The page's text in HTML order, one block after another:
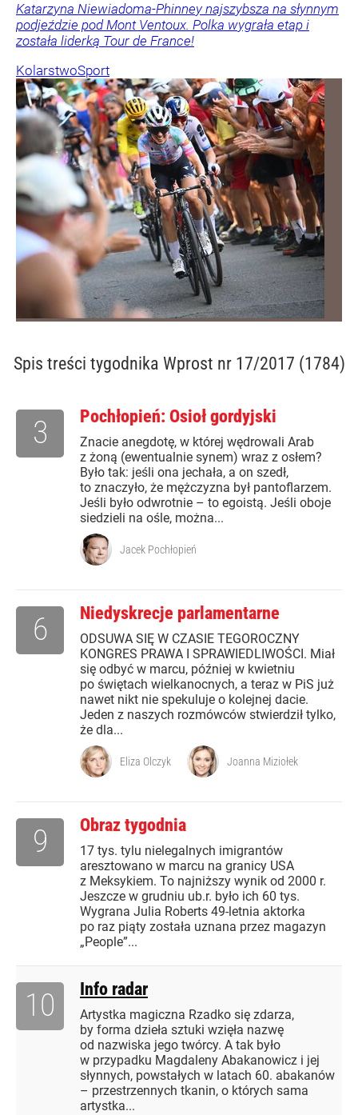
Katarzyna Niewiadoma-Phinney najszybsza na słynnym
podjeździe pod Mont Ventoux. Polka wygrała etap i
została liderką Tour de France!
KolarstwoSport
Spis treści tygodnika Wprost nr 17/2017 (1784)
Pochłopień: Osioł gordyjski
Znacie anegdotę, w której wędrowali Arab
z żoną (ewentualnie synem) wraz z osłem?
Było tak: jeśli ona jechała, a on szedł,
to znaczyło, że mężczyzna był pantoflarzem.
Jeśli było odwrotnie – to egoistą. Jeśli oboje
siedzieli na ośle, można...
3
Jacek Pochłopień
Niedyskrecje parlamentarne
ODSUWA SIĘ W CZASIE TEGOROCZNY
KONGRES PRAWA I SPRAWIEDLIWOŚCI. Miał
się odbyć w marcu, później w kwietniu
po świętach wielkanocnych, a teraz w PiS już
nawet nikt nie spekuluje o kolejnej dacie.
Jeden z naszych rozmówców stwierdził tylko,
że dla...
6
Eliza Olczyk Joanna Miziołek
Obraz tygodnia
17 tys. tylu nielegalnych imigrantów
aresztowano w marcu na granicy USA
z Meksykiem. To najniższy wynik od 2000 r.
Jeszcze w grudniu ub.r. było ich 60 tys.
Wygrana Julia Roberts 49-letnia aktorka
po raz piąty została uznana przez magazyn
„People”...
9
Info radar
Artystka magiczna Rzadko się zdarza,
by forma dzieła sztuki wzięła nazwę
od nazwiska jego twórcy. A tak było
w przypadku Magdaleny Abakanowicz i jej
słynnych, powstałych w latach 60. abakanów
– przestrzennych tkanin, o których sama
artystka...
10